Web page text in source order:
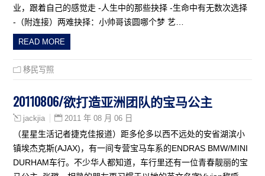
业，跟着自己的感觉走 -人生中的那些抉择 -生命中有无数次选择
-（附连接）两难抉择：小帅哥该圆哪个梦 艺…
READ MORE
移民写照
20110806/欲打造亚洲团队的宝马公主
jackjia 2011 年 08 月 06 日
（星星生活记者捷克佳报道）距多伦多以西不远处的安省湖滨小
镇埃杰克斯(AJAX)，有一间专营宝马车系的ENDRAS BMW/MINI
DURHAM车行。不少华人都知道，车行里还有一位青春靓丽的宝